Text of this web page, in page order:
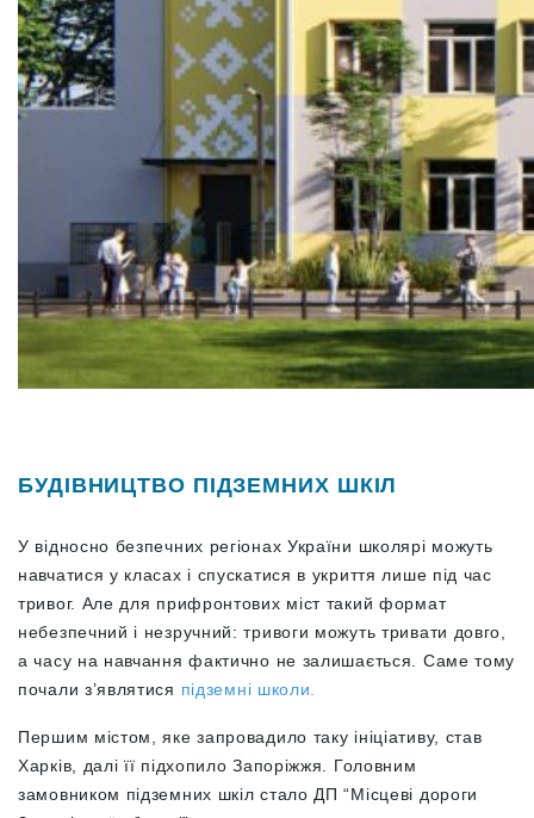
БУДІВНИЦТВО ПІДЗЕМНИХ ШКІЛ
У відносно безпечних регіонах України школярі можуть
навчатися у класах і спускатися в укриття лише під час
тривог. Але для прифронтових міст такий формат
небезпечний і незручний: тривоги можуть тривати довго,
а часу на навчання фактично не залишається. Саме тому
почали з’являтися підземні школи.
Першим містом, яке запровадило таку ініціативу, став
Харків, далі її підхопило Запоріжжя. Головним
замовником підземних шкіл стало ДП “Місцеві дороги